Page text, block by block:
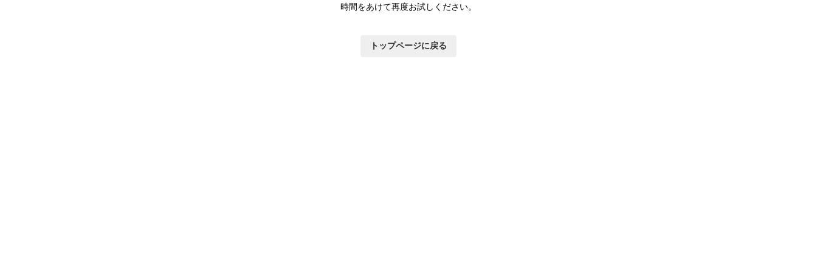
時間をあけて再度お試しください。
トップページに戻る